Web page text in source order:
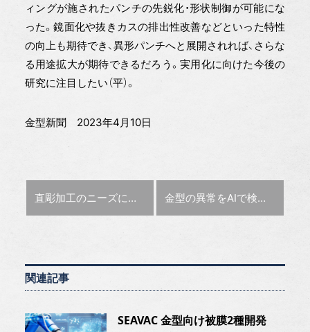
ィングが施されたパンチの先鋭化・形状制御が可能にな
った。鏡面化や抜きカスの排出性改善などといった特性
の向上も期待でき、異形パンチへと展開されれば、さらな
る用途拡大が期待できるだろう。実用化に向けた今後の
研究に注目したい（平）。
金型新聞 2023年4月10日
前の記事 :
直彫加工のニーズに応え、横型の微細加工機を開発 塚田良彦氏(東洋機械製作所 取締役Th事業部長)【この人に聞く】 次の記事 :
金型の異常をAIで検知するカメラシステム【金型応援隊】
関連記事
SEAVAC 金型向け被膜2種開発